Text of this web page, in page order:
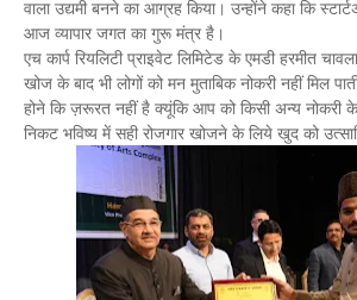
वाला उद्यमी बनने का आग्रह किया। उन्होंने कहा कि
आज व्यापार जगत का गुरू मंत्र है।
एच कार्प रियलिटी प्राइवेट लिमिटेड के एमडी हरमीत
खोज के बाद भी लोगों को मन मुताबिक नोकरी नहीं मिल
होने कि ज़रूरत नहीं है क्यूंकि आप को किसी अन्य नोकरी
निकट भविष्य में सही रोजगार खोजने के लिये खुद को